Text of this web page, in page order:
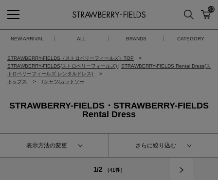
STRAWBERRY-FIELDS
検索 カ
43
NEW ARRIVAL ALL BRANDS CATEGORY
STRAWBERRY-FIELDS（ストロベリーフィールズ）TOP
STRAWBERRY-FIELDS(ストロベリーフィールズ) | STRAWBERRY-FIELDS Rental Dress(ス
トロベリーフィールズ レンタルドレス)
トップス
Tシャツ/カットソー
STRAWBERRY-FIELDS・STRAWBERRY-FIELDS
Rental Dress
表示方法の変更 さらに絞り込む
1/2 （41件）